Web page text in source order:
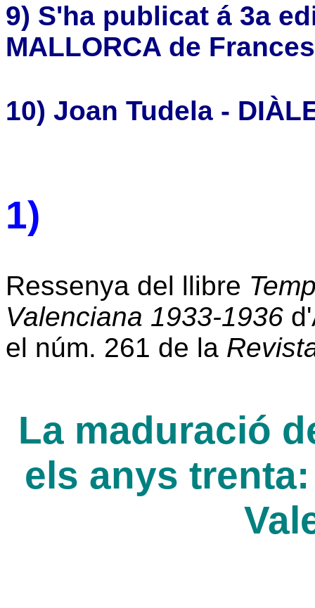
9) S'ha publicat á 3a
MALLORCA de
10) Joan Tudela -
1)
Ressenya del llibre
Valenciana 1933-1936
el núm. 261 de la
La maduració
els anys